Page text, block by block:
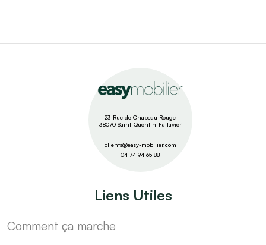
23 Rue de Chapeau Rouge
38070 Saint-Quentin-Fallavier
clients@easy-mobilier.com
04 74 94 65 88
Liens Utiles
Comment ça marche